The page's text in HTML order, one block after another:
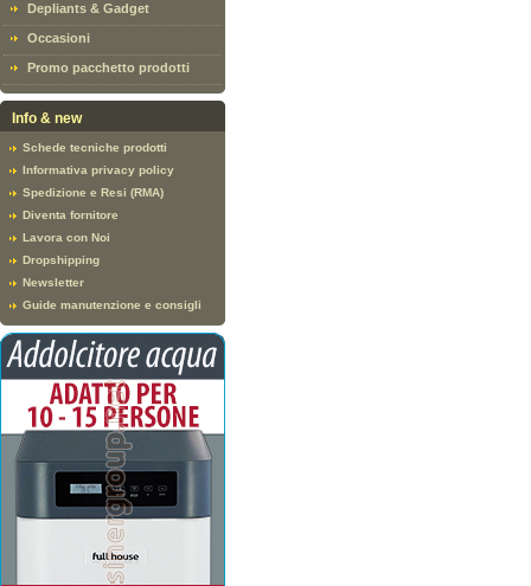
Depliants & Gadget
Occasioni
Promo pacchetto prodotti
Info & new
Schede tecniche prodotti
Informativa privacy policy
Spedizione e Resi (RMA)
Diventa fornitore
Lavora con Noi
Dropshipping
Newsletter
Guide manutenzione e consigli